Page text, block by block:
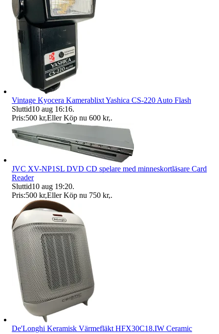
Vintage Kyocera Kamerablixt Yashica CS-220 Auto Flash
Sluttid10 aug 16:16.
Pris:500 kr,Eller Köp nu 600 kr,.
JVC XV-NP1SL DVD CD spelare med minneskortläsare Card
Reader
Sluttid10 aug 19:20.
Pris:500 kr,Eller Köp nu 750 kr,.
De'Longhi Keramisk Värmefläkt HFX30C18.IW Ceramic